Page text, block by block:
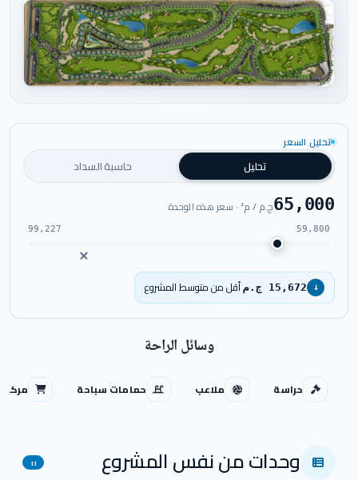
تحليل السعر
تحليل حاسبة السداد
65,000ج.م / م² · سعر هذه الوحدة
59,800
99,227
↓ 15,672 ج.م أقل من متوسط المشروع
وسائل الراحة
حراسة ملاعب حمامات سباحة مركز
وحدات من نفس المشروع 11